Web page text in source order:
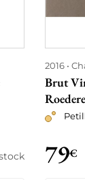
2016
Brut
79€